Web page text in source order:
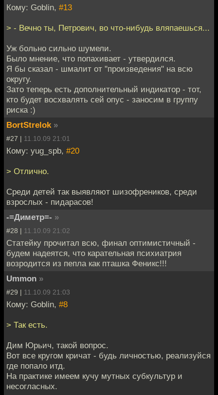
Кому: Goblin, #13
> - Вечно ты, Петрович, во что-нибудь вляпаешься...
Уж больно сильно шумели.
Было мнение, что попахивает - утвердился.
Я бы сказал - шмалит от "произведения" на всю
округу.
Зато теперь есть дополнительный индикатор - тот,
кто будет восхвалять сей опус - заносим в группу
риска :)
BortStrelok »
#27 | 11.10.09 21:01
Кому: yug_spb, #20
> Отлично.
Среди детей так выявляют шизофреников, среди
взрослых - пидарасов!
-=Диметр=- »
#28 | 11.10.09 21:02
Статейку прочитал всю, финал оптимистичный -
будем надеятся, что карательная психиатрия
возродится из пепла как пташка Феникс!!!
Ummon »
#29 | 11.10.09 21:03
Кому: Goblin, #8
> Так есть.
Дим Юрьич, такой вопрос.
Вот все кругом кричат - будь личностью, реализуйся
где попало итд.
На практике имеем кучу мутных субкультур и
несогласных.